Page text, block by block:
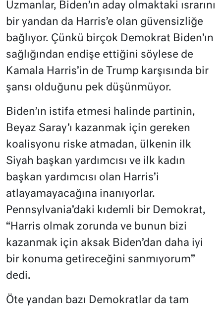
Uzmanlar, Biden’ın aday olmaktaki ısrarını
bir yandan da Harris’e olan güvensizliğe
bağlıyor. Çünkü birçok Demokrat Biden’ın
sağlığından endişe ettiğini söylese de
Kamala Harris’in de Trump karşısında bir
şansı olduğunu pek düşünmüyor.
Biden’ın istifa etmesi halinde partinin,
Beyaz Saray’ı kazanmak için gereken
koalisyonu riske atmadan, ülkenin ilk
Siyah başkan yardımcısı ve ilk kadın
başkan yardımcısı olan Harris’i
atlayamayacağına inanıyorlar.
Pennsylvania’daki kıdemli bir Demokrat,
“Harris olmak zorunda ve bunun bizi
kazanmak için aksak Biden’dan daha iyi
bir konuma getireceğini sanmıyorum”
dedi.
Öte yandan bazı Demokratlar da tam